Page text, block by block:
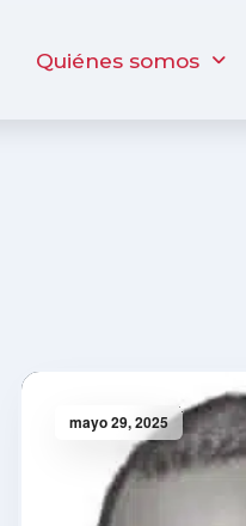
Quiénes somos
mayo 29, 2025